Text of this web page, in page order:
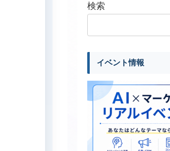
検索
イベント情報